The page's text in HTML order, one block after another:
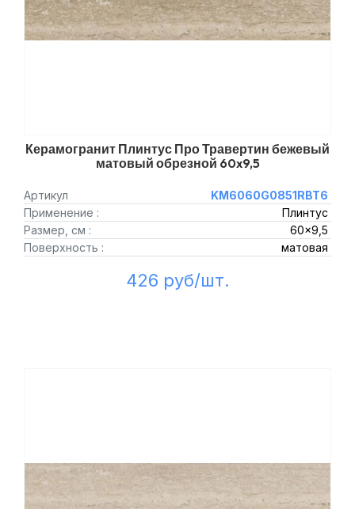
Керамогранит Плинтус Про Травертин бежевый
матовый обрезной 60x9,5
Артикул
KM6060G0851RBT6
Применение :
Плинтус
Размер, см :
60x9,5
Поверхность :
матовая
426 руб/шт.